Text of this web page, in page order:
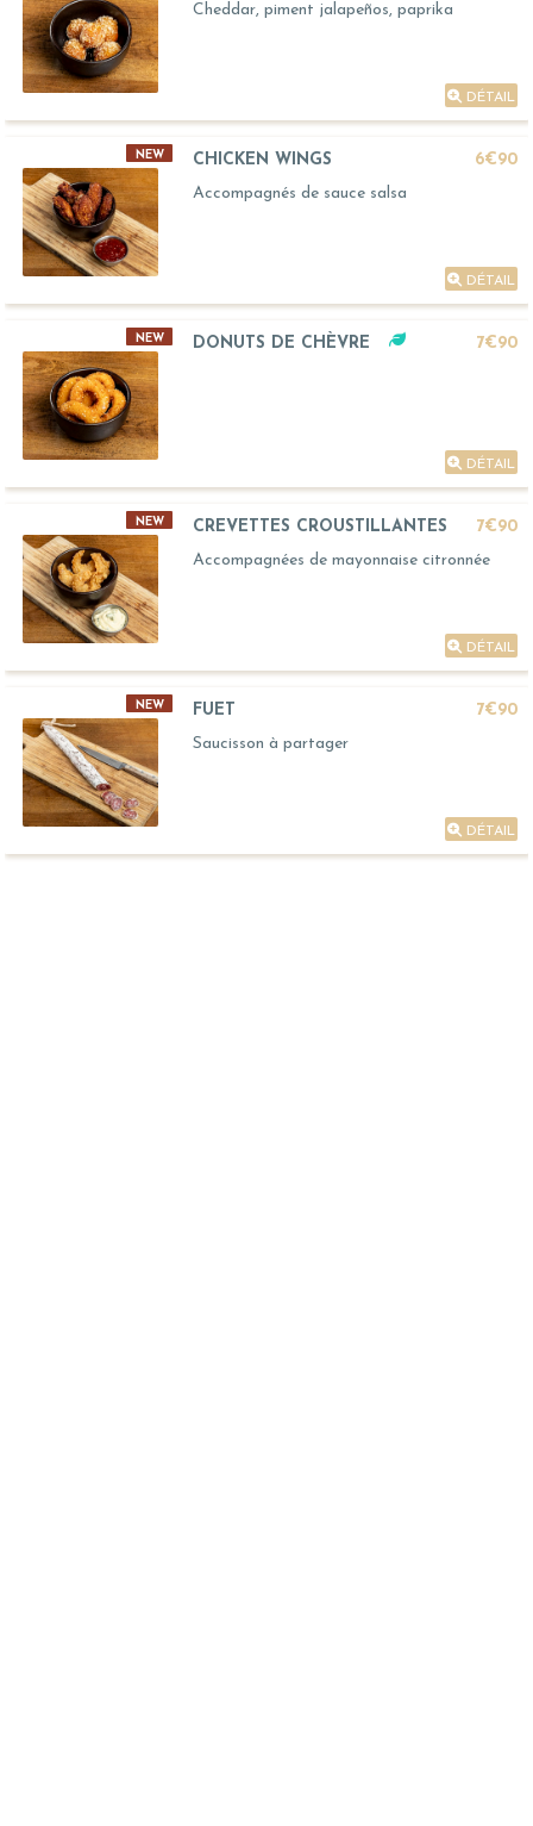
Cheddar, piment jalapeños, paprika
DÉTAIL
NEW CHICKEN WINGS
6€90
Accompagnés de sauce salsa
DÉTAIL
NEW DONUTS DE CHÈVRE 7€90
DÉTAIL
NEW CREVETTES CROUSTILLANTES
7€90
Accompagnées de mayonnaise citronnée
DÉTAIL
NEW FUET
7€90
Saucisson à partager
DÉTAIL